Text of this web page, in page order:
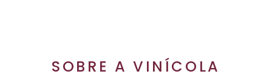
SOBRE A VINÍCOLA